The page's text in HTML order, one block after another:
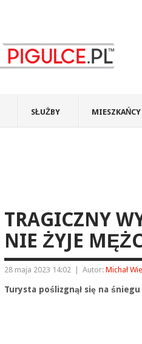
SŁUŻBY
TRAGICZNY
NIE ŻYJE
28 maja 2023 14:02 Autor: Michał
Turysta poślizgnął się na